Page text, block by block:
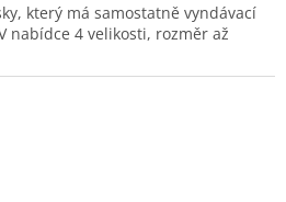
který má samostatně vyndávací
nabídce 4 velikosti, rozměr až